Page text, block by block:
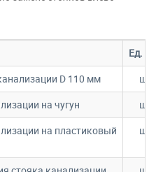
Ед.
D 110 мм
шт.
на чугун
шт.
на пластиковый
шт.